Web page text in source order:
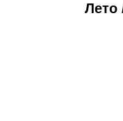
Лето